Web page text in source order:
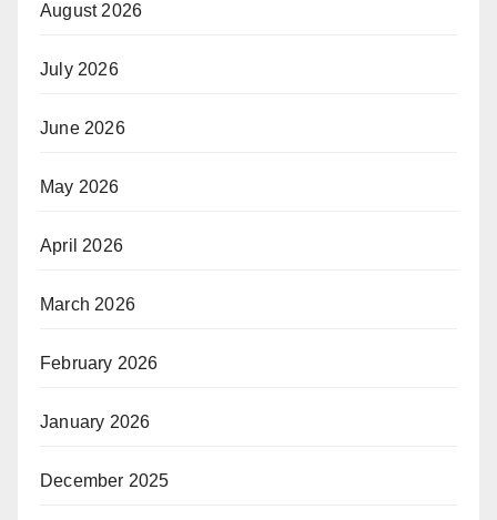
August 2026
July 2026
June 2026
May 2026
April 2026
March 2026
February 2026
January 2026
December 2025